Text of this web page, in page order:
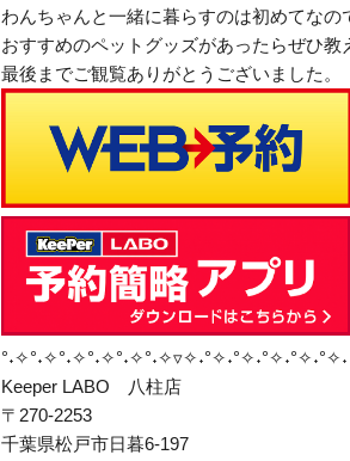
わんちゃんと一緒に暮らすのは初めてなの
おすすめのペットグッズがあったらぜひ教
最後までご観覧ありがとうございました。
°˖✧°˖✧°˖✧°˖✧°˖✧°˖✧▿✧˖°✧˖°✧˖°✧˖°✧˖°✧˖
Keeper LABO 八柱店
〒270-2253
千葉県松戸市日暮6-197